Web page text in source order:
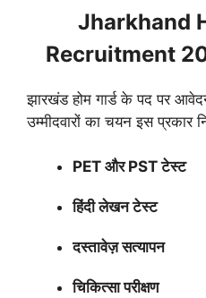
Jharkhand
Recruitment
झारखंड होम गार्ड के पद पर
उम्मीदवारों का चयन इस प्रकार
PET और PST टेस्ट
हिंदी लेखन टेस्ट
दस्तावेज़ सत्यापन
चिकित्सा परीक्षण